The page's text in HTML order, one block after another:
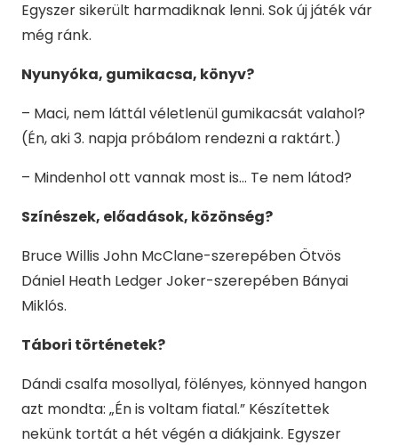
Egyszer sikerült harmadiknak lenni. Sok új játék vár
még ránk.
Nyunyóka, gumikacsa, könyv?
– Maci, nem láttál véletlenül gumikacsát valahol?
(Én, aki 3. napja próbálom rendezni a raktárt.)
– Mindenhol ott vannak most is… Te nem látod?
Színészek, előadások, közönség?
Bruce Willis John McClane-szerepében Ötvös
Dániel Heath Ledger Joker-szerepében Bányai
Miklós.
Tábori történetek?
Dándi csalfa mosollyal, fölényes, könnyed hangon
azt mondta: „Én is voltam fiatal.” Készítettek
nekünk tortát a hét végén a diákjaink. Egyszer